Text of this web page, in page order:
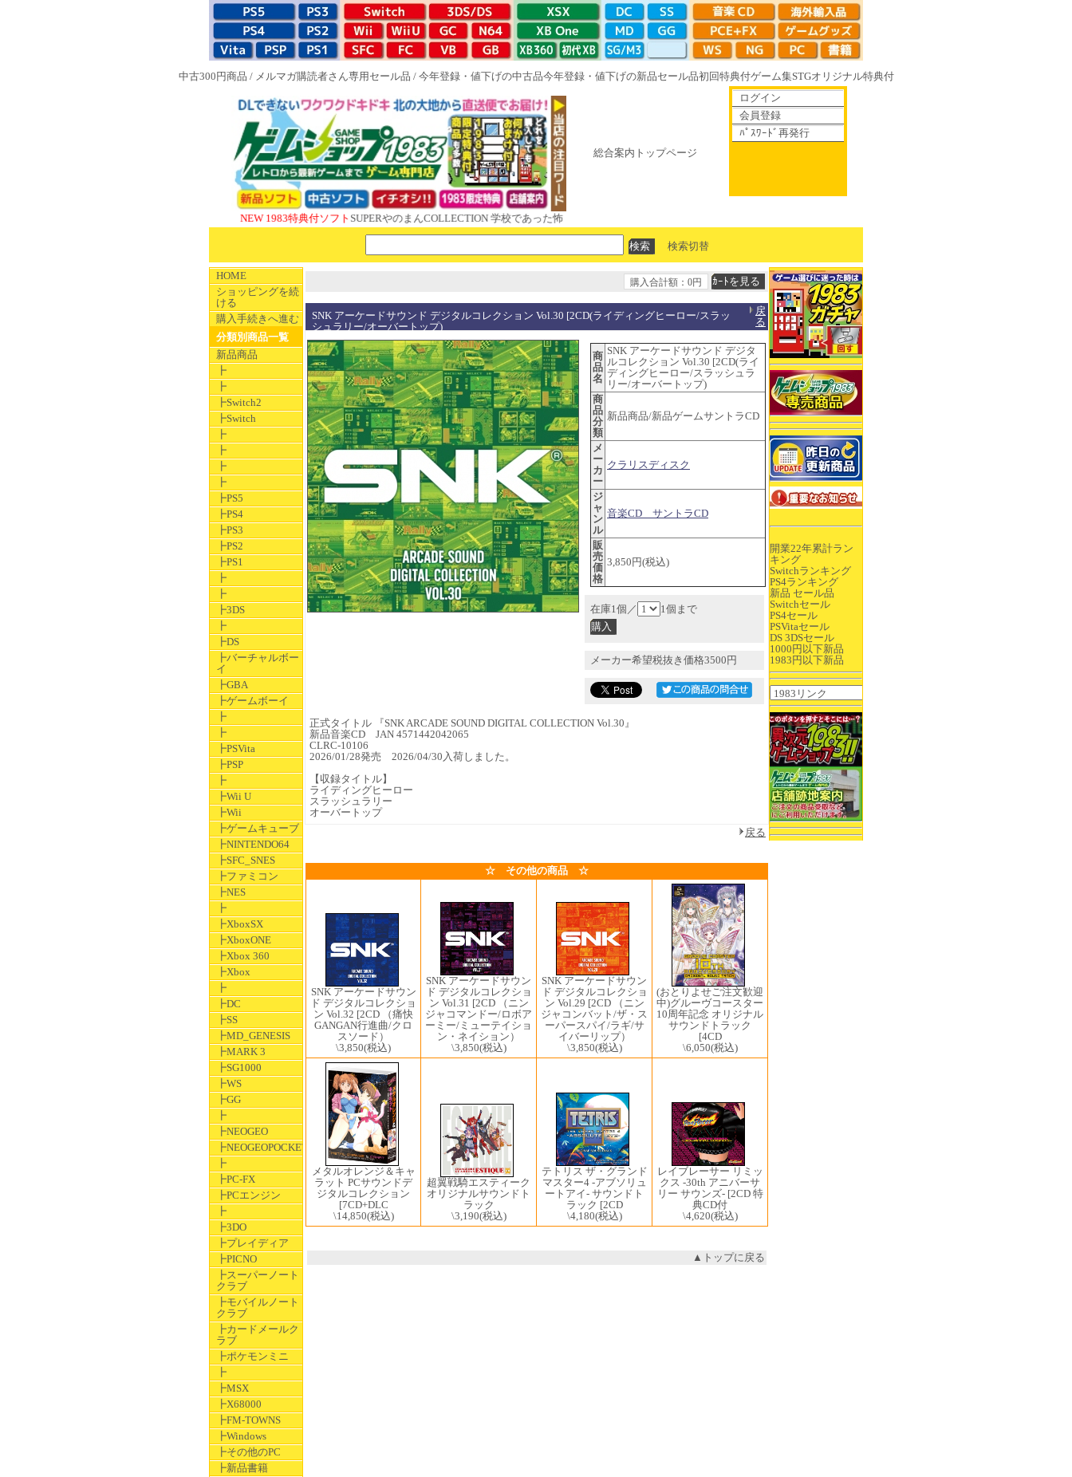
中古300円商品 / メルマガ購読者さん専用セール品 / 今年登録・値下げの中古品今年登録・値下げの新品セール品初回特典付ゲーム集STGオリジナル特典付
総合案内トップページ
NEW 1983特典付ソフトSUPERやのまんCOLLECTION 学校であった怖い話と晦󠄀つきこもり ルート16R やがて散りゆく鏡の花へ 70年代風ロボットアニメ ゲッP-X アレサCOLLECTION
ログイン
会員登録
ﾊﾟｽﾜｰﾄﾞ再発行
検索切替
HOME
ショッピングを続
ける
購入手続きへ進む
分類別商品一覧
新品商品
┣
┣
┣Switch2
┣Switch
┣
┣
┣
┣
┣PS5
┣PS4
┣PS3
┣PS2
┣PS1
┣
┣
┣3DS
┣
┣DS
┣バーチャルボー
イ
┣GBA
┣ゲームボーイ
┣
┣
┣PSVita
┣PSP
┣
┣Wii U
┣Wii
┣ゲームキューブ
┣NINTENDO64
┣SFC_SNES
┣ファミコン
┣NES
┣
┣XboxSX
┣XboxONE
┣Xbox 360
┣Xbox
┣
┣DC
┣SS
┣MD_GENESIS
┣MARK 3
┣SG1000
┣WS
┣GG
┣
┣NEOGEO
┣NEOGEOPOCKET
┣
┣PC-FX
┣PCエンジン
┣
┣3DO
┣プレイディア
┣PICNO
┣スーパーノート
クラブ
┣モバイルノート
クラブ
┣カードメールク
ラブ
┣ポケモンミニ
┣
┣MSX
┣X68000
┣FM-TOWNS
┣Windows
┣その他のPC
┣新品書籍
開業22年累計ラン
キング
Switchランキング
PS4ランキング
新品 セール品
Switchセール
PS4セール
PSVitaセール
DS 3DSセール
1000円以下新品
1983円以下新品
購入合計額：0円
SNK アーケードサウンド デジタルコレクション Vol.30 [2CD(ライディングヒーロー/スラッ
シュラリー/オーバートップ)
戻
る
商
品
名
SNK アーケードサウンド デジタ
ルコレクション Vol.30 [2CD(ライ
ディングヒーロー/スラッシュラ
リー/オーバートップ)
商
品
分
類
新品商品/新品ゲームサントラCD
メ
ー
カ
ー
クラリスディスク
ジ
ャ
ン
ル
音楽CD サントラCD
販
売
価
格
3,850円(税込)
在庫1個／ 1個まで
メーカー希望税抜き価格3500円
正式タイトル 『SNK ARCADE SOUND DIGITAL COLLECTION Vol.30』
新品音楽CD JAN 4571442042065
CLRC-10106
2026/01/28発売 2026/04/30入荷しました。
【収録タイトル】
ライディングヒーロー
スラッシュラリー
オーバートップ
戻る
☆ その他の商品 ☆
SNK アーケードサウン
ド デジタルコレクショ
ン Vol.32 [2CD （痛快
GANGAN行進曲/クロ
スソード）
\3,850(税込)
SNK アーケードサウン
ド デジタルコレクショ
ン Vol.31 [2CD （ニン
ジャコマンドー/ロボア
ーミー/ミューテイショ
ン・ネイション）
\3,850(税込)
SNK アーケードサウン
ド デジタルコレクショ
ン Vol.29 [2CD （ニン
ジャコンバット/ザ・ス
ーパースパイ/ラギ/サ
イバーリップ）
\3,850(税込)
(おとりよせご注文歓迎
中)グルーヴコースター
10周年記念 オリジナル
サウンドトラック
[4CD
\6,050(税込)
メタルオレンジ＆キャ
ラット PCサウンドデ
ジタルコレクション
[7CD+DLC
\14,850(税込)
超翼戦騎エスティーク
オリジナルサウンドト
ラック
\3,190(税込)
テトリス ザ・グランド
マスター4 -アブソリュ
ートアイ- サウンドト
ラック [2CD
\4,180(税込)
レイブレーサー リミッ
クス -30th アニバーサ
リー サウンズ- [2CD 特
典CD付
\4,620(税込)
▲トップに戻る